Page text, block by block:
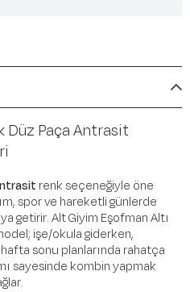
Düz Paça Antrasit
renk seçeneğiyle öne
spor ve hareketli günlerde
getirir. Alt Giyim Eşofman Altı
işe/okula giderken,
sonu planlarında rahatça
sayesinde kombin yapmak